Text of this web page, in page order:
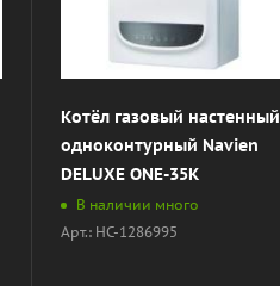
Котёл газовый настенный
одноконтурный Navien
DELUXE ONE-35K
В наличии много
Арт.: НС-1286995